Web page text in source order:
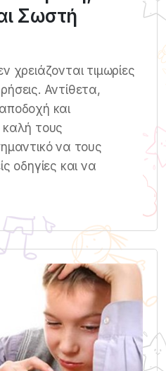
Σωστή
χρειάζονται τιμωρίες
Αντίθετα,
και
καλή τους
να τους
οδηγίες και να